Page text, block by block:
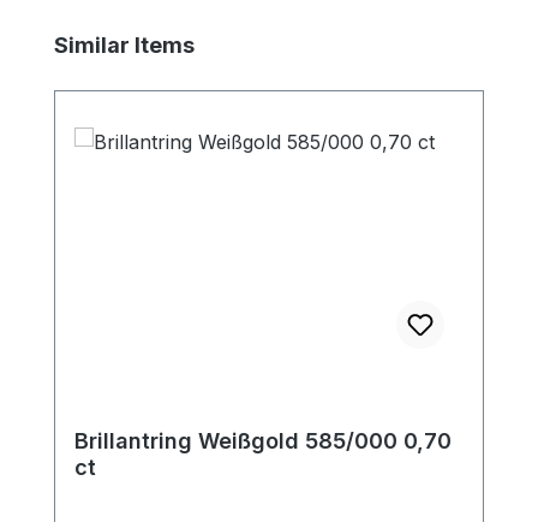
Produktgalerie überspringen
Similar Items
Brillantring Weißgold 585/000 0,70
ct